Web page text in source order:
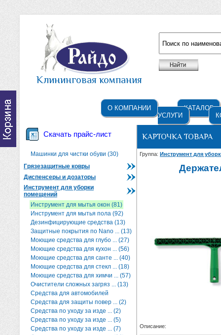
Клининговая компания
О КОМПАНИИ
КАТАЛОГ
УСЛУГИ
Скачать прайс-лист
Машинки для чистки обуви (30)
Грязезащитные ковры
Диспенсеры и дозаторы
Инструмент для уборки
помещений
Инструмент для мытья окон (81)
Инструмент для мытья пола (92)
Дезинфицирующие средства (13)
Защитные покрытия по Nano ... (13)
Моющие средства для глубо ... (27)
Моющие средства для кухон ... (56)
Моющие средства для санте ... (40)
Моющие средства для стекл ... (18)
Моющие средства для химчи ... (57)
Очистители сложных загряз ... (13)
Средства для автомобилей
Средства для защиты повер ... (2)
Средства по уходу за изде ... (2)
Средства по уходу за изде ... (5)
Средства по уходу за изде ... (7)
КАРТОЧКА ТОВАРА
Группа: Инструмент для
Описание: